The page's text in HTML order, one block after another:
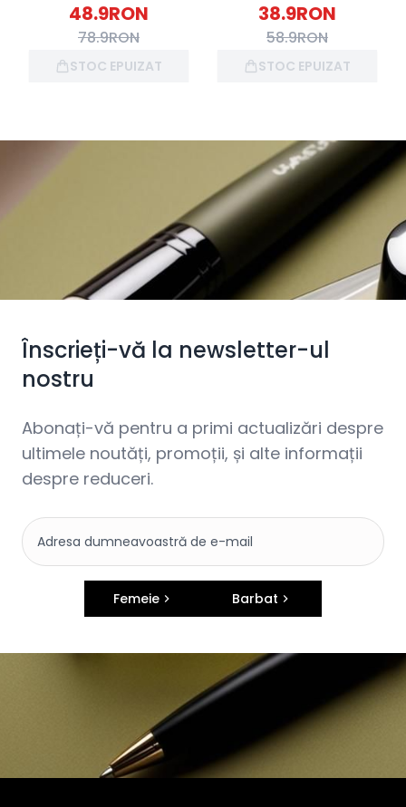
48.9RON
78.9RON
STOC EPUIZAT
38.9RON
58.9RON
STOC EPUIZAT
Înscrieți-vă la newsletter-ul
nostru
Abonați-vă pentru a primi actualizări despre
ultimele noutăți, promoții, și alte informații
despre reduceri.
Femeie Barbat